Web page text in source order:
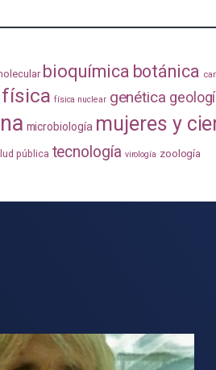
bioquímica botánica
física física nuclear genética
microbiología mujeres y
pública tecnología virología zoología